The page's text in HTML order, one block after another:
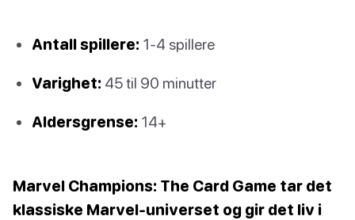
Antall spillere: 1-4 spillere
Varighet: 45 til 90 minutter
Aldersgrense: 14+
Marvel Champions: The Card Game tar det
klassiske Marvel-universet og gir det liv i